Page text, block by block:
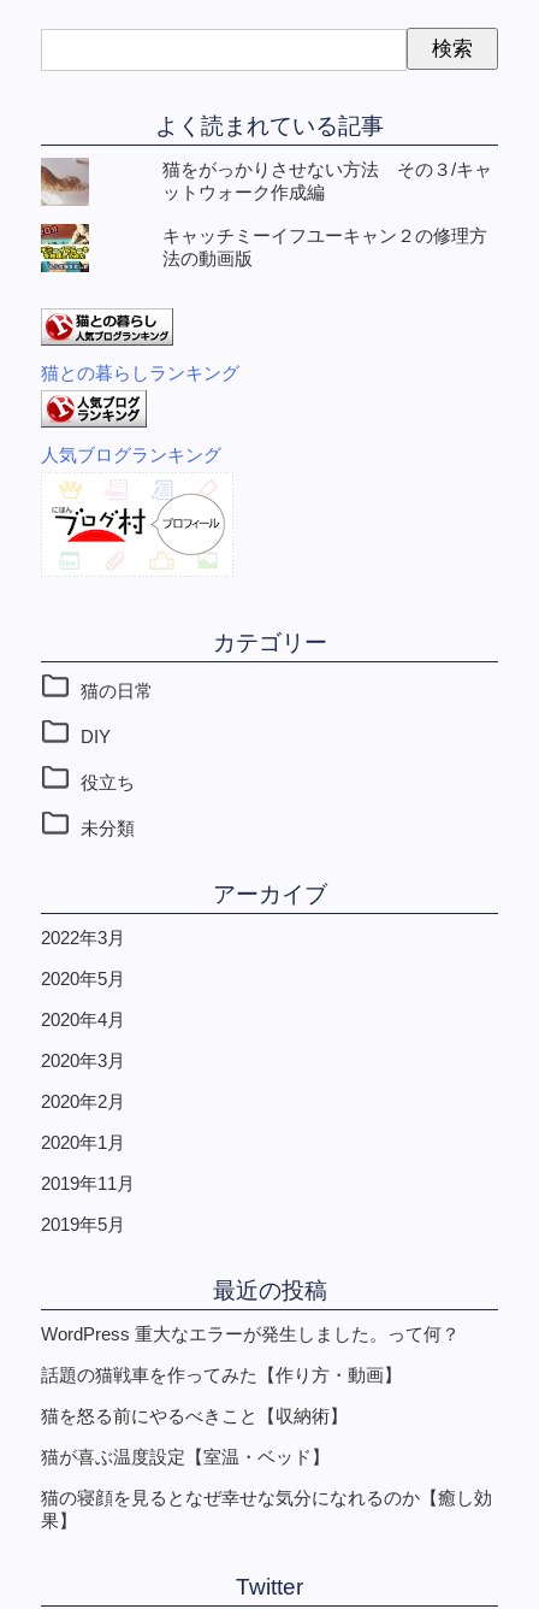
よく読まれている記事
猫をがっかりさせない方法 その３/キャ
ットウォーク作成編
キャッチミーイフユーキャン２の修理方
法の動画版
猫との暮らしランキング
人気ブログランキング
カテゴリー
猫の日常
DIY
役立ち
未分類
アーカイブ
2022年3月
2020年5月
2020年4月
2020年3月
2020年2月
2020年1月
2019年11月
2019年5月
最近の投稿
WordPress 重大なエラーが発生しました。って何？
話題の猫戦車を作ってみた【作り方・動画】
猫を怒る前にやるべきこと【収納術】
猫が喜ぶ温度設定【室温・ベッド】
猫の寝顔を見るとなぜ幸せな気分になれるのか【癒し効
果】
Twitter